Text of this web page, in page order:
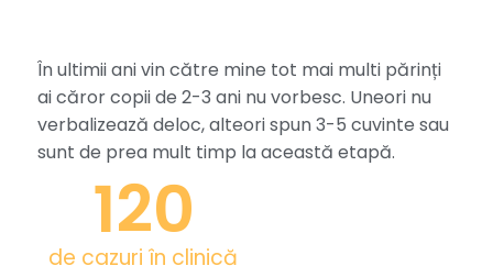
În ultimii ani vin către mine tot mai multi părinți
ai căror copii de 2-3 ani nu vorbesc. Uneori nu
verbalizează deloc, alteori spun 3-5 cuvinte sau
sunt de prea mult timp la această etapă.
de cazuri în clinică
120